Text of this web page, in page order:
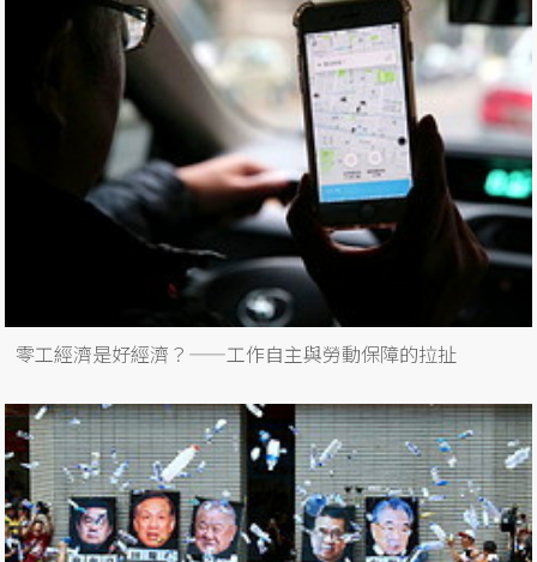
零工經濟是好經濟？——工作自主與勞動保障的拉扯